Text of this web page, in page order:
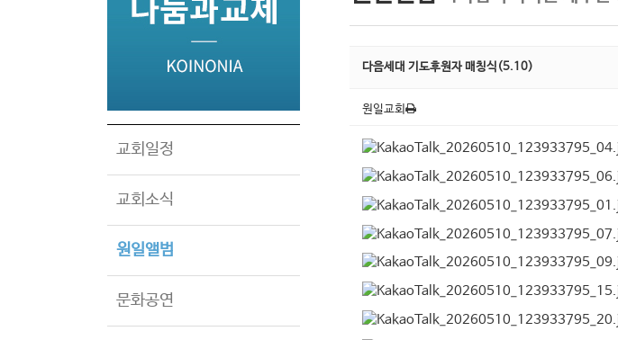
교회일정
교회소식
원일앨범
문화공연
다음세대 기도후원자 매칭식(5.10)
원일교회